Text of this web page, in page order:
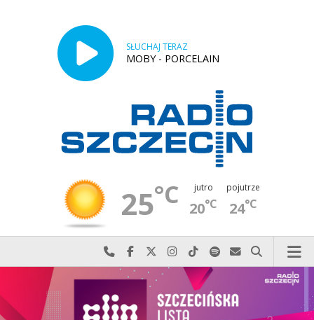
SŁUCHAJ TERAZ
MOBY - PORCELAIN
25°C jutro
20°C
pojutrze
24°C
Najlepiej po prostu do nas zadzwoń
Odwiedź nas na Facebook-u
Odwiedź nas na X
Odwiedź nas na Instagram-ie
Odwiedź nas na TikTok-u
Szukaj nas na Spotify
Wyślij do nas
Szukaj